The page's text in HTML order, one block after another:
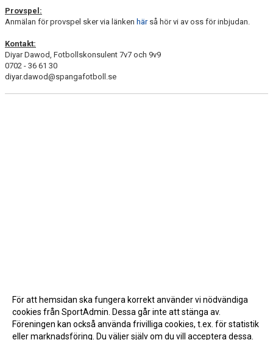
Provspel:
Anmälan för provspel sker via länken härså hör vi av oss för inbjudan.
Kontakt:
Diyar Dawod, Fotbollskonsulent 7v7 och 9v9
0702 - 36 61 30
diyar.dawod@spangafotboll.se
För att hemsidan ska fungera korrekt använder vi nödvändiga
cookies från SportAdmin. Dessa går inte att stänga av.
Föreningen kan också använda frivilliga cookies, t.ex. för statistik
eller marknadsföring. Du väljer själv om du vill acceptera dessa.